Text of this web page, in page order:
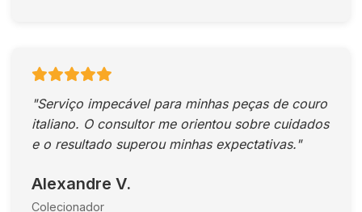
"Serviço impecável para minhas peças de couro
italiano. O consultor me orientou sobre cuidados
e o resultado superou minhas expectativas."
Alexandre V.
Colecionador